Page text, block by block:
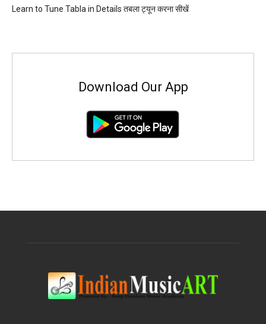
Learn to Tune Tabla in Details तबला ट्यून करना सीखें
Download Our App